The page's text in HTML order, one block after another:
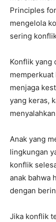
Principles
mengelola
sering
Konflik yang
menjaga
yang keras,
Anak yang
lingkungan
konflik
anak bahwa
dengan
Jika konflik